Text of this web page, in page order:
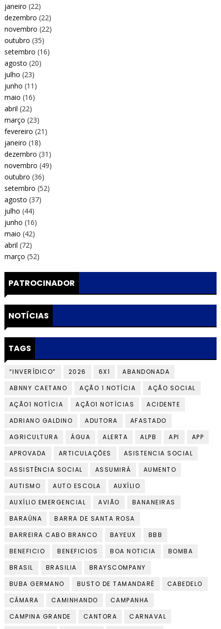
janeiro (22)
dezembro (22)
novembro (22)
outubro (35)
setembro (16)
agosto (20)
julho (23)
junho (11)
maio (16)
abril (22)
março (23)
fevereiro (21)
janeiro (18)
dezembro (31)
novembro (49)
outubro (36)
setembro (52)
agosto (37)
julho (44)
junho (16)
maio (42)
abril (72)
março (52)
PATROCINADOR
NOTÍCIAS
TAGS
“INVERÍDICO” 2026 6X1
ABANDONADA
ABNNY CAETANO
AÇÃO 1 NOTÍCIA
AÇÃO SOCIAL
AÇÃO1 NOTÍCIA
AÇÃO1 NOTÍCIAS
ACIDENTE
ADRIANO GALDINO
ADUTORA
AFASTADO
AGRICULTURA
ÁGUA ALERTA ALPB API
APP
APROVADA
ARTICULAÇÕES
ASISTENCIA SOCIAL
ASSISTÊNCIA SOCIAL
ASSUMIRÁ
AUMENTO
AUTISMO
AUTO ESCOLA
AUXÍLIO
AUXÍLIO EMERGENCIAL
AVIÃO
BANANEIRAS
BARAÚNA
BARRA DE SANTA ROSA
BARREIRA CABO BRANCO
BAYEUX
BBB
BENEFICIO
BENEFICIOS BOA NOTICIA
BOMBA
BRASIL
BRASILIA
BRAYSCOMPANY
BUBA GERMANO
BUSTO DE TAMANDARÉ
CABEDELO
CÂMARA
CAMINHANDO
CAMPANHA
CAMPINA GRANDE
CANTORA
CARNAVAL